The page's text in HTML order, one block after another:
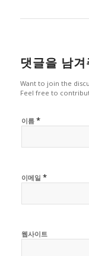
댓글을 남
Want to join the
Feel free to
이름 *
이메일 *
웹사이트